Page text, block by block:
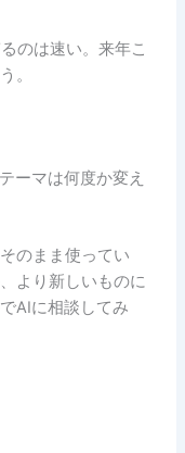
のは速い。来年こ
。
ーマは何度か変え
のまま使ってい
より新しいものに
AIに相談してみ